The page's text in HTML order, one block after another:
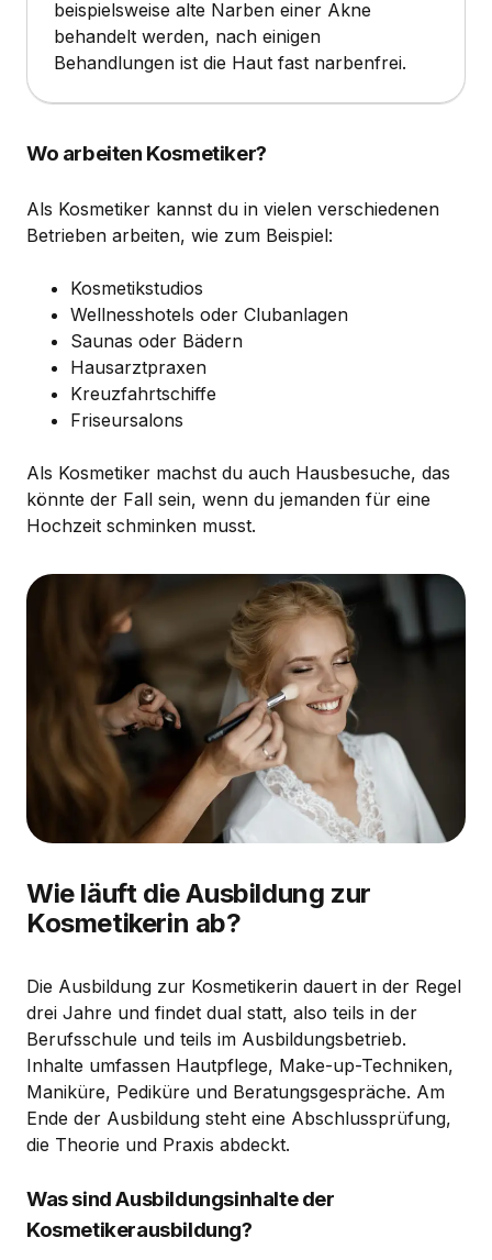
beispielsweise alte Narben einer Akne
behandelt werden, nach einigen
Behandlungen ist die Haut fast narbenfrei.
Wo arbeiten Kosmetiker?
Als Kosmetiker kannst du in vielen verschiedenen
Betrieben arbeiten, wie zum Beispiel:
Kosmetikstudios
Wellnesshotels oder Clubanlagen
Saunas oder Bädern
Hausarztpraxen
Kreuzfahrtschiffe
Friseursalons
Als Kosmetiker machst du auch Hausbesuche, das
könnte der Fall sein, wenn du jemanden für eine
Hochzeit schminken musst.
Wie läuft die Ausbildung zur
Kosmetikerin ab?
Die Ausbildung zur Kosmetikerin dauert in der Regel
drei Jahre und findet dual statt, also teils in der
Berufsschule und teils im Ausbildungsbetrieb.
Inhalte umfassen Hautpflege, Make-up-Techniken,
Maniküre, Pediküre und Beratungsgespräche. Am
Ende der Ausbildung steht eine Abschlussprüfung,
die Theorie und Praxis abdeckt.
Was sind Ausbildungsinhalte der
Kosmetikerausbildung?